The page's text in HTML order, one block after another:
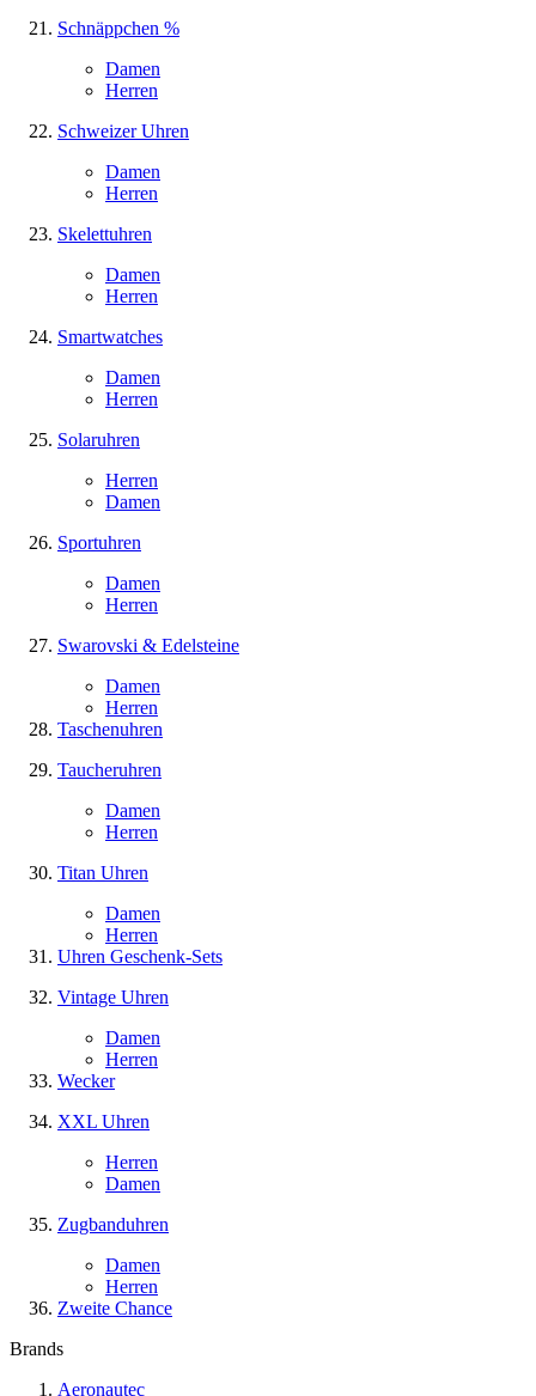
Schnäppchen %
Damen
Herren
Schweizer Uhren
Damen
Herren
Skelettuhren
Damen
Herren
Smartwatches
Damen
Herren
Solaruhren
Herren
Damen
Sportuhren
Damen
Herren
Swarovski & Edelsteine
Damen
Herren
Taschenuhren
Taucheruhren
Damen
Herren
Titan Uhren
Damen
Herren
Uhren Geschenk-Sets
Vintage Uhren
Damen
Herren
Wecker
XXL Uhren
Herren
Damen
Zugbanduhren
Damen
Herren
Zweite Chance
Brands
Aeronautec